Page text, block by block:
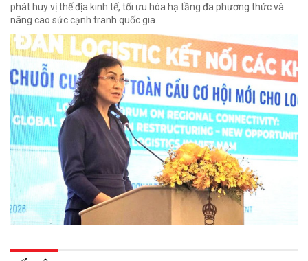
phát huy vị thế địa kinh tế, tối ưu hóa hạ tầng đa phương thức và
nâng cao sức cạnh tranh quốc gia.